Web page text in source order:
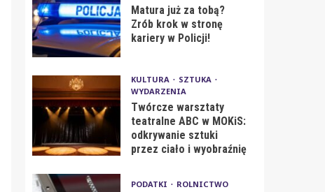
Matura już za tobą?
Zrób krok w stronę
kariery w Policji!
KULTURA
SZTUKA
WYDARZENIA
Twórcze warsztaty
teatralne ABC w MOKiS:
odkrywanie sztuki
przez ciało i wyobraźnię
PODATKI ROLNICTWO